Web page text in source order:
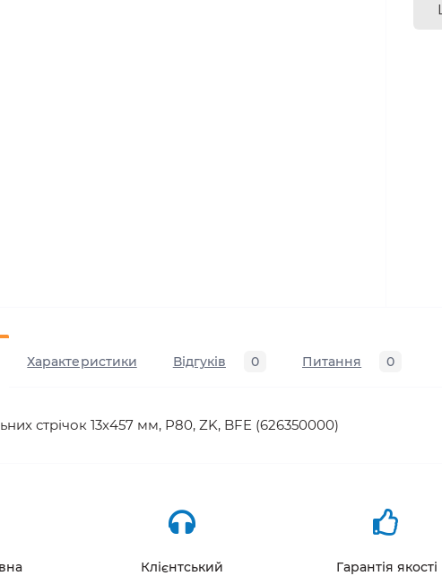
Характеристики Відгуків 0 Питання 0
стрічок 13x457 мм, P80, ZK, BFE (626350000)
Клієнтський
Гарантія якості